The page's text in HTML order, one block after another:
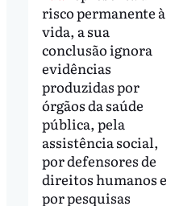
risco permanente à
vida, a sua
conclusão ignora
evidências
produzidas por
órgãos da saúde
pública, pela
assistência social,
por defensores de
direitos humanos e
por pesquisas